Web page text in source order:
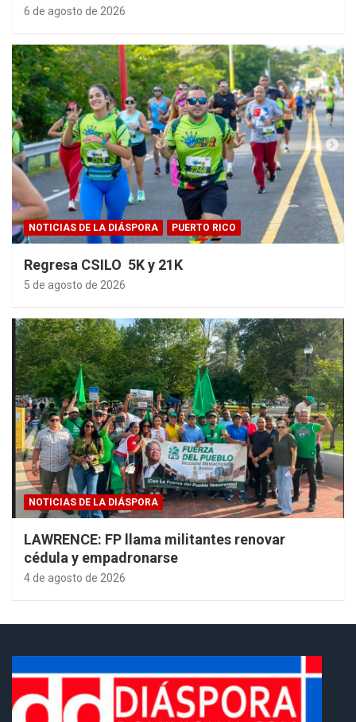
6 de agosto de 2026
NOTICIAS DE LA DIÁSPORA PUERTO RICO
Regresa CSILO 5K y 21K
5 de agosto de 2026
NOTICIAS DE LA DIÁSPORA
LAWRENCE: FP llama militantes renovar
cédula y empadronarse
4 de agosto de 2026